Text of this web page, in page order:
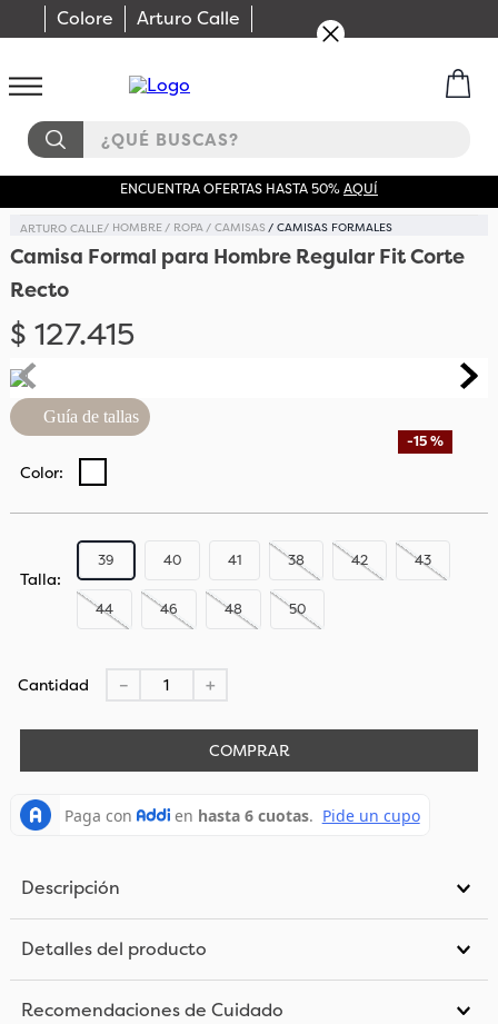
Colore Arturo Calle
¿QUÉ BUSCAS?
ENCUENTRA OFERTAS HASTA 50%AQUÍ
HOMBRE ROPA CAMISAS CAMISAS FORMALES
Camisa Formal para Hombre Regular Fit Corte
Recto
$ 127.415
-15 %
Guía de tallas
Talla
38
39 40 41 42 43
44 46 48 50
Cantidad ＋
－
COMPRAR
Descripción
Detalles del producto
Recomendaciones de Cuidado